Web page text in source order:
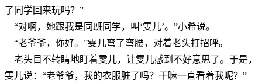
了同学回来玩吗？”
“对啊，她跟我是同班同学，叫‘雯儿’。”小希说。
“老爷爷，你好。”雯儿弯了弯腰，对着老头打招呼。
老头目不转睛地盯着雯儿，让雯儿感到不好意思了。于是，
雯儿说：“老爷爷，我的衣服脏了吗？干嘛一直看着我呢？”